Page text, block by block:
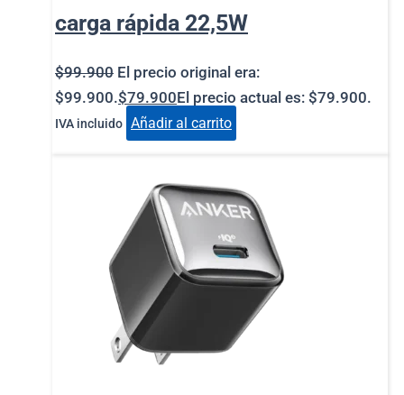
carga rápida 22,5W
$99.900 El precio original era:
$99.900.$79.900El precio actual es: $79.900.
IVA incluido Añadir al carrito